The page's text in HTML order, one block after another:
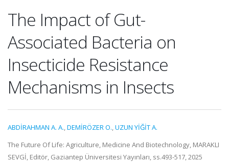
The Impact of Gut-
Associated Bacteria on
Insecticide Resistance
Mechanisms in Insects
ABDİRAHMAN A. A.,DEMİRÖZER O.,UZUN YİĞİT A.
The Future Of Life: Agriculture, Medicine And Biotechnology, MARAKLI
SEVGİ, Editör, Gaziantep Üniversitesi Yayınları, ss.493-517, 2025